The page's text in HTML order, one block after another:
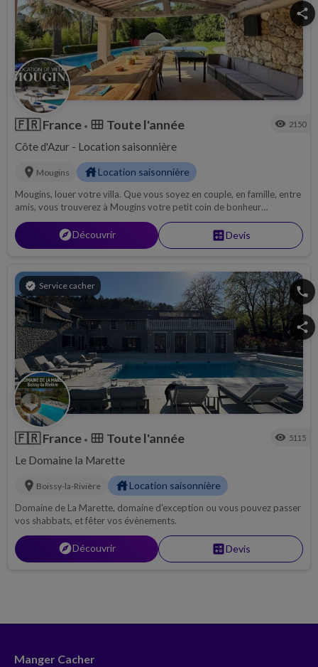
share
🇫🇷France • calendar_view_month Toute l'année visibility 2150
Côte d'Azur - Location saisonnière
location_on Mougins houseLocation saisonnière
Mougins, louer votre villa. Que vous soyez en couple, en famille, entre
amis, vous trouverez à Mougins votre petit coin de bonheur…
exploreDécouvrir calculateDevis
verified Service cacher phone
share
🇫🇷France • calendar_view_month Toute l'année visibility 5115
Le Domaine la Marette
location_on Boissy-la-Rivière houseLocation saisonnière
Domaine de La Marette, domaine d'exception ou vous pouvez passer
vos shabbats, et fêter vos évènements.
exploreDécouvrir calculateDevis
Manger Cacher